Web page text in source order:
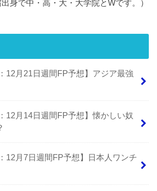
身で中・高・大・大学院とWです。）
12月21日週間FP予想】アジア最強
12月14日週間FP予想】懐かしい奴
12月7日週間FP予想】日本人ワンチ